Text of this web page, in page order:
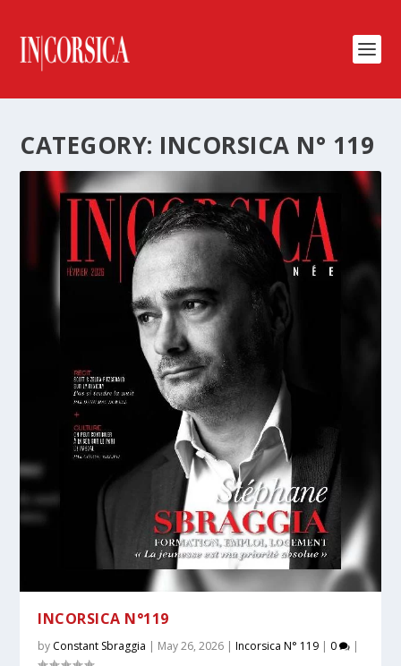
CATEGORY: INCORSICA N° 119
INCORSICA N°119
by Constant Sbraggia | May 26, 2026 |Incorsica N° 119 | 0 |